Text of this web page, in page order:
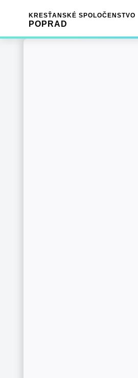
KRESŤANSKÉ SPOLOČENSTVO
POPRAD